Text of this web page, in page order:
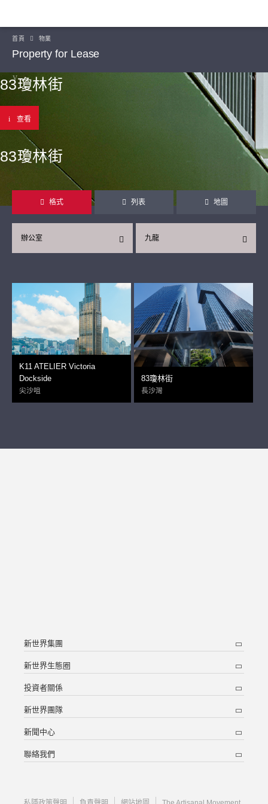
首頁 物業
Property for Lease
83瓊林街
查看
83瓊林街
格式 列表 地圖
九龍
辦公室
K11 ATELIER Victoria
Dockside
尖沙咀
83瓊林街
長沙灣
新世界集團
新世界生態圈
投資者關係
新世界團隊
新聞中心
聯絡我們